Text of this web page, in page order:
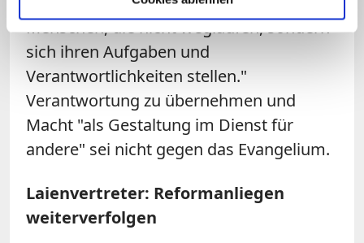
Menschen, die nicht weglaufen, sondern
sich ihren Aufgaben und
Verantwortlichkeiten stellen."
Verantwortung zu übernehmen und
Macht "als Gestaltung im Dienst für
andere" sei nicht gegen das Evangelium.
Laienvertreter: Reformanliegen
weiterverfolgen